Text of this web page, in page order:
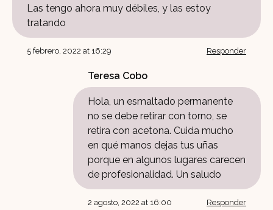
Las tengo ahora muy débiles, y las estoy
tratando
5 febrero, 2022 at 16:29 Responder
Teresa Cobo
Hola, un esmaltado permanente
no se debe retirar con torno, se
retira con acetona. Cuida mucho
en qué manos dejas tus uñas
porque en algunos lugares carecen
de profesionalidad. Un saludo
2 agosto, 2022 at 16:00 Responder